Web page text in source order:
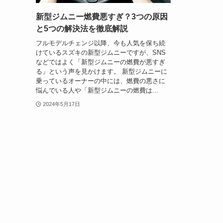
新型ジムニー燃費悪すぎ？3つの原因
と5つの解決法を徹底解説
フルモデルチェンジ以降、今も人気を保ち続
けているスズキの新型ジムニーですが、SNS
などではよく「新型ジムニーの燃費が悪すぎ
る」という声を見かけます。 新型ジムニーに
乗っているオーナーの中には、燃費の悪さに
悩んでいる人や「新型ジムニーの燃費は...
2024年5月17日